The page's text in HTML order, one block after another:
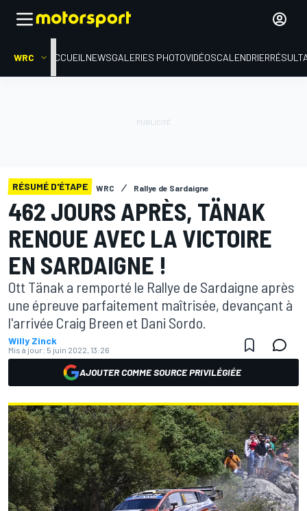
WRC ACCUEIL NEWSGALERIES PHOTOVIDÉOSCALENDRIER
RÉSUMÉ D'ÉTAPE WRC Rallye de Sardaigne
462 JOURS APRÈS, TÄNAK
RENOUE AVEC LA VICTOIRE
EN SARDAIGNE !
Ott Tänak a remporté le Rallye de Sardaigne après
une épreuve parfaitement maîtrisée, devançant à
l'arrivée Craig Breen et Dani Sordo.
Willy Zinck
Mis à jour: 5 juin 2022, 13:26
AJOUTER COMME SOURCE PRIVILÉGIÉE